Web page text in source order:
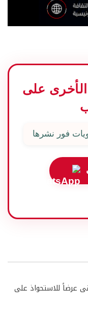
الأخرى على
فور نشرها
عرضاً للاستحواذ على